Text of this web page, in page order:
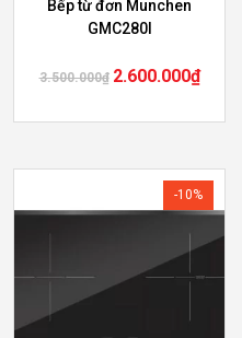
Bếp từ đơn Munchen
GMC280I
3.500.000₫ 2.600.000₫
-10%